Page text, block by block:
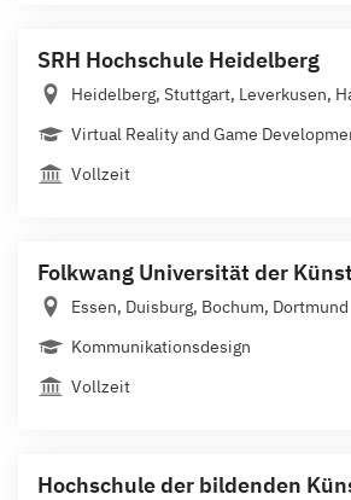
SRH Hochschule Heidelberg
Heidelberg, Stuttgart, Leverkusen,
Virtual Reality and Game
Vollzeit
Folkwang Universität der
Essen, Duisburg, Bochum, Dortmund
Kommunikationsdesign
Vollzeit
Hochschule der bildenden